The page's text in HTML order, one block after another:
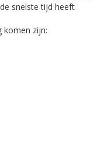
snelste tijd heeft
komen zijn: